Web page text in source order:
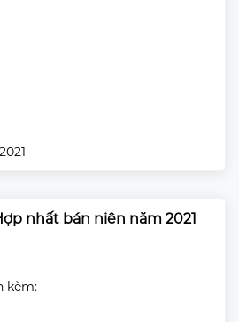
nhất bán niên năm 2021
kèm: